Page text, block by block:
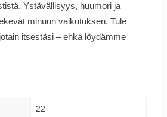
Ystävällisyys, huumori ja
minuun vaikutuksen. Tule
itsestäsi – ehkä löydämme
22